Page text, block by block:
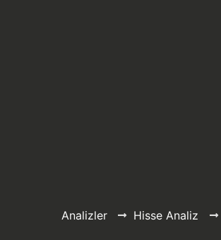
Analizler Hisse Analiz